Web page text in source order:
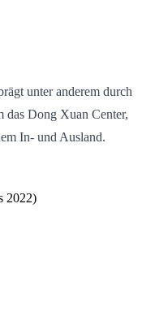
unter anderem durch
das Dong Xuan Center,
In- und Ausland.
2022)